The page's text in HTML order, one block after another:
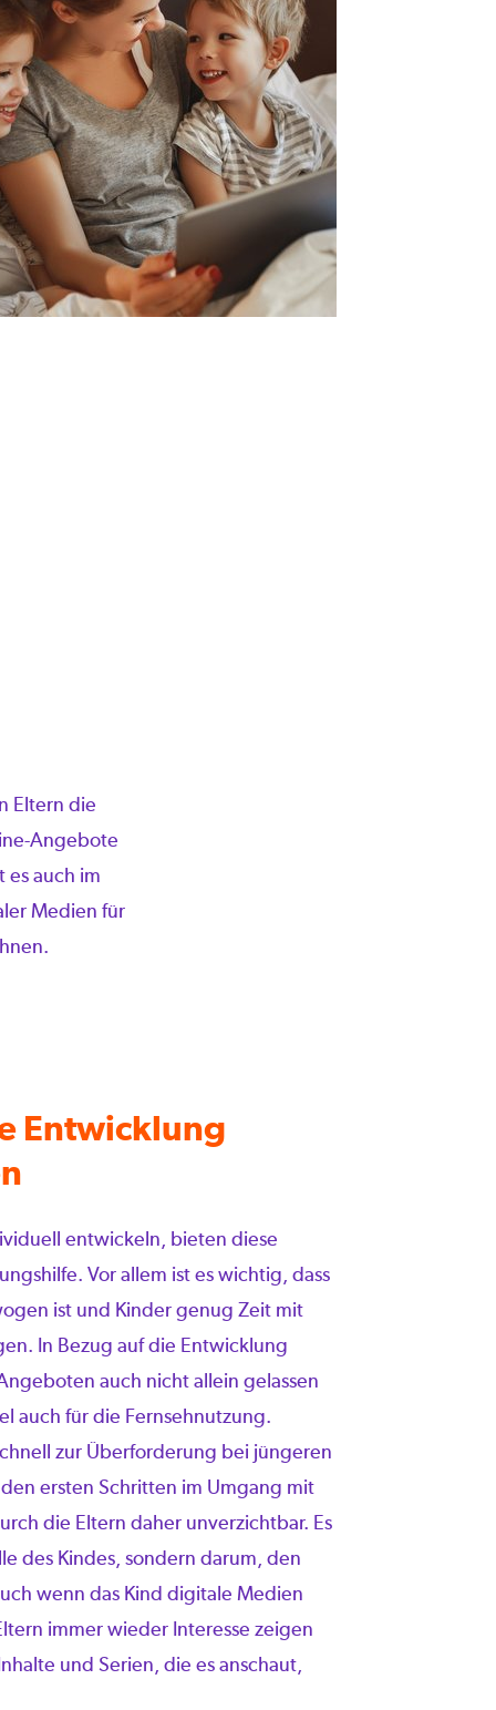
Eltern die
Angebote
auch im
Medien für
Entwicklung
entwickeln, bieten diese
Vor allem ist es wichtig, dass
ist und Kinder genug Zeit mit
In Bezug auf die Entwicklung
auch nicht allein gelassen
auch für die Fernsehnutzung.
zur Überforderung bei jüngeren
ersten Schritten im Umgang mit
die Eltern daher unverzichtbar. Es
des Kindes, sondern darum, den
wenn das Kind digitale Medien
immer wieder Interesse zeigen
und Serien, die es anschaut,